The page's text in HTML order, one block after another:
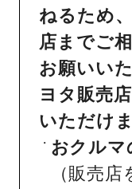
ねるため
店までご
お願いい
ヨタ販売
いただけま
おクルマ
（販売